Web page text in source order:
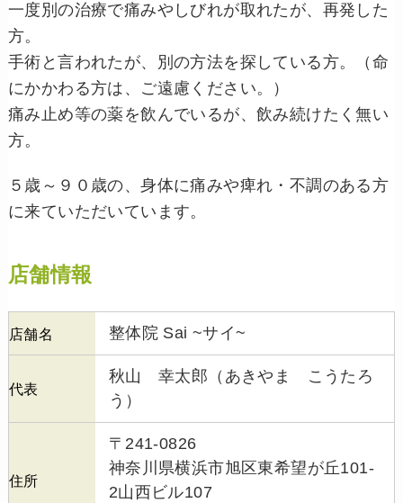
一度別の治療で痛みやしびれが取れたが、再発した
方。
手術と言われたが、別の方法を探している方。（命
にかかわる方は、ご遠慮ください。）
痛み止め等の薬を飲んでいるが、飲み続けたく無い
方。
５歳～９０歳の、身体に痛みや痺れ・不調のある方
に来ていただいています。
店舗情報
店舗名 整体院 Sai ~サイ~
代表
秋山 幸太郎（あきやま こうたろ
う）
住所
〒241-0826
神奈川県横浜市旭区東希望が丘101-
2山西ビル107